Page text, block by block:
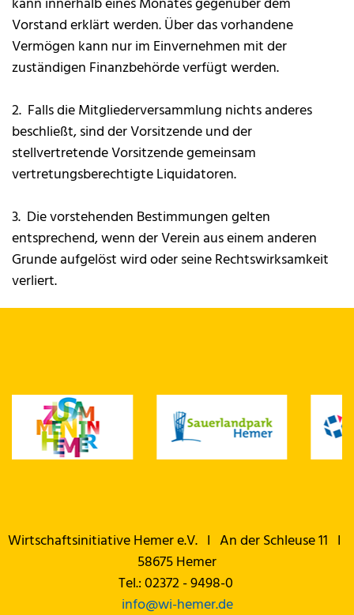
Vorstand erklärt werden. Über das vorhandene
Vermögen kann nur im Einvernehmen mit der
zuständigen Finanzbehörde verfügt werden.
2. Falls die Mitgliederversammlung nichts anderes
beschließt, sind der Vorsitzende und der
stellvertretende Vorsitzende gemeinsam
vertretungsberechtigte Liquidatoren.
3. Die vorstehenden Bestimmungen gelten
entsprechend, wenn der Verein aus einem anderen
Grunde aufgelöst wird oder seine Rechtswirksamkeit
verliert.
Wirtschaftsinitiative Hemer e.V. I An der Schleuse 11 I
58675 Hemer
Tel.: 02372 - 9498-0
info@wi-hemer.de